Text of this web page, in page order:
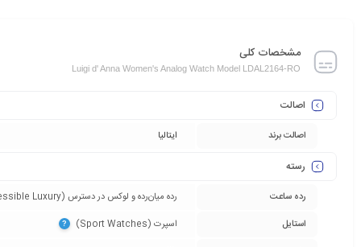
مشخصات کلی
Luigi d' Anna Women's Analog Watch Model LDAL2164-RO
اصالت
اصالت برند ایتالیا
رسته
رده ساعت
رده میان‌رده و لوکس در دسترس (Accessible Luxury)‏
استایل
اسپرت (Sport Watches)‏ ?